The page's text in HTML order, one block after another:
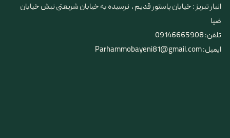
​​​​​​​انبار تبریز : خیابان پاستور قدیم ، نرسیده به خیابان شریعتی نبش خیابان
ضیا
تلفن: 09146665908
ایمیل: Parhammobayeni81@gmail.com